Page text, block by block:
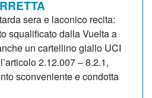
sera e laconico recita:
squalificato dalla Vuelta a
un cartellino giallo UCI
2.12.007 – 8.2.1,
sconveniente e condotta